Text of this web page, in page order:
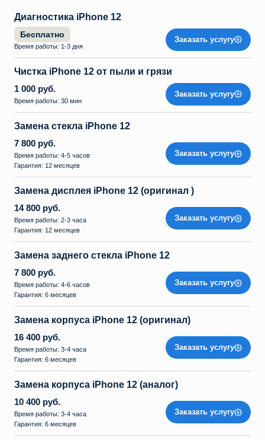
Диагностика iPhone 12
Бесплатно
Время работы: 1-3 дня
Заказать услугу
Чистка iPhone 12 от пыли и грязи
1 000 руб.
Время работы: 30 мин
Заказать услугу
Замена стекла iPhone 12
7 800 руб.
Время работы: 4-5 часов
Гарантия: 12 месяцев
Заказать услугу
Замена дисплея iPhone 12 (оригинал )
14 800 руб.
Время работы: 2-3 часа
Гарантия: 12 месяцев
Заказать услугу
Замена заднего стекла iPhone 12
7 800 руб.
Время работы: 4-6 часов
Гарантия: 6 месяцев
Заказать услугу
Замена корпуса iPhone 12 (оригинал)
16 400 руб.
Время работы: 3-4 часа
Гарантия: 6 месяцев
Заказать услугу
Замена корпуса iPhone 12 (аналог)
10 400 руб.
Время работы: 3-4 часа
Гарантия: 6 месяцев
Заказать услугу